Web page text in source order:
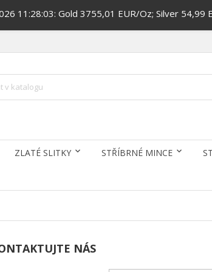
11:28:03: Gold 3755,01 EUR/Oz; Silver 54,99
ZLATÉ SLITKY STŘÍBRNÉ MINCE
NÁS